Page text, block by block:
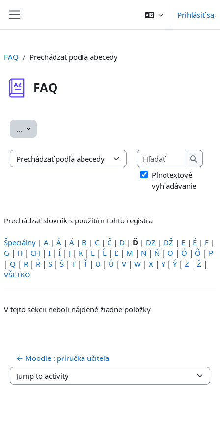
Prihlásiť sa
FAQ Prechádzať podľa abecedy
FAQ
... Exportovať položky
Prechádzať slovník s použitím tohto registra
Hľadať
Hľadať
Plnotextové
vyhľadávanie
Prechádzať slovník s použitím tohto registra
Špeciálny | A | Á | Ä | B | C | Č | D | Ď | DZ | DŽ | E | É | F |
G | H | CH | I | Í | J | K | L | Ĺ | Ľ | M | N | Ň | O | Ó | Ô | P
| Q | R | Ŕ | S | Š | T| Ť| U | Ú | V | W | X | Y| Ý| Z | Ž |
VŠETKO
V tejto sekcii neboli nájdené žiadne položky
← Moodle : príručka učiteľa
Jump to activity